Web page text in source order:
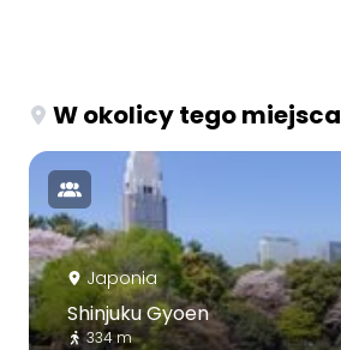
W okolicy tego miejsca
Japonia
Shinjuku Gyoen
334 m